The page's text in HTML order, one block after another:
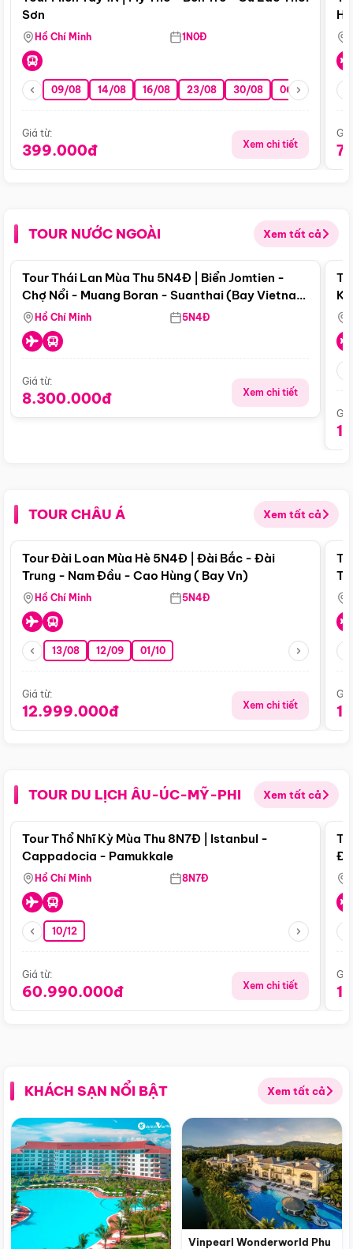
Sơn
Hồ Chí Minh 1N0Đ
09/08 14/08 16/08 23/08 30/08 06/09 13/09
Giá từ:
399.000đ Xem chi tiết
TOUR NƯỚC NGOÀI Xem tất cả
Điểm nổi bật
Tour Thái Lan Mùa Thu 5N4Đ | Biển Jomtien -
Chợ Nổi - Muang Boran - Suanthai (Bay Vietnam
Airlines)
Hồ Chí Minh 5N4Đ
Giá từ:
8.300.000đ Xem chi tiết
TOUR CHÂU Á Xem tất cả
Điểm nổi bật
Tour Đài Loan Mùa Hè 5N4Đ | Đài Bắc - Đài
Trung - Nam Đầu - Cao Hùng ( Bay Vn)
Hồ Chí Minh 5N4Đ
13/08 12/09 01/10
Giá từ:
12.999.000đ Xem chi tiết
TOUR DU LỊCH ÂU-ÚC-MỸ-PHI Xem tất cả
Điểm nổi bật
Tour Thổ Nhĩ Kỳ Mùa Thu 8N7Đ | Istanbul -
Cappadocia - Pamukkale
Hồ Chí Minh 8N7Đ
10/12
Giá từ:
60.990.000đ Xem chi tiết
KHÁCH SẠN NỔI BẬT Xem tất cả
Vinpearl Wonderworld Phu